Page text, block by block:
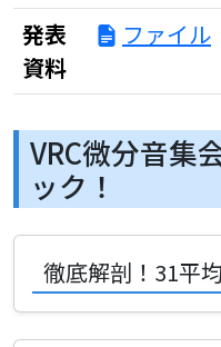
発表
資料
ファイル
VRC微分音集
ック！